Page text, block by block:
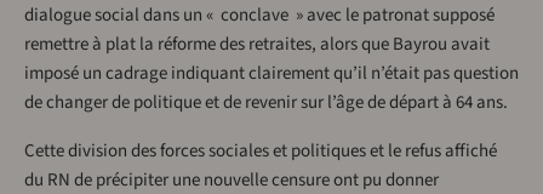
dialogue social dans un « conclave » avec le patronat supposé
remettre à plat la réforme des retraites, alors que Bayrou avait
imposé un cadrage indiquant clairement qu’il n’était pas question
de changer de politique et de revenir sur l’âge de départ à 64 ans.
Cette division des forces sociales et politiques et le refus affiché
du RN de précipiter une nouvelle censure ont pu donner